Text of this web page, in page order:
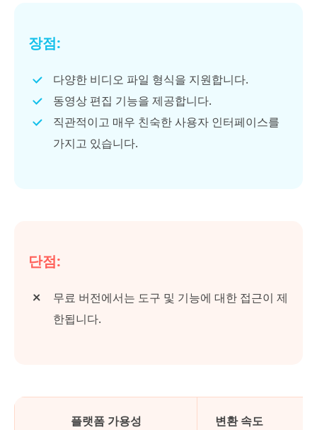
장점:
다양한 비디오 파일 형식을 지원합니다.
동영상 편집 기능을 제공합니다.
직관적이고 매우 친숙한 사용자 인터페이스를
가지고 있습니다.
단점:
무료 버전에서는 도구 및 기능에 대한 접근이 제
한됩니다.
플랫폼 가용성 변환 속도